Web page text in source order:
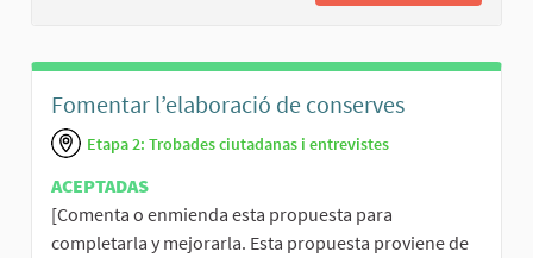
Fomentar l’elaboració de conserves
Etapa 2: Trobades ciutadanas i entrevistes
ACEPTADAS
[Comenta o enmienda esta propuesta para
completarla y mejorarla. Esta propuesta proviene de